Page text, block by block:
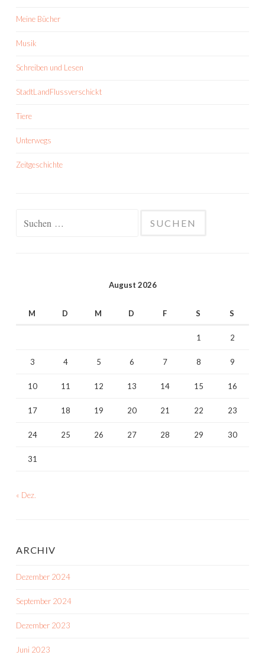
Meine Bücher
Musik
Schreiben und Lesen
StadtLandFlussverschickt
Tiere
Unterwegs
Zeitgeschichte
August 2026
M D M D F S S
1 2
3 4 5 6 7 8 9
10 11 12 13 14 15 16
17 18 19 20 21 22 23
24 25 26 27 28 29 30
31
« Dez.
ARCHIV
Dezember 2024
September 2024
Dezember 2023
Juni 2023